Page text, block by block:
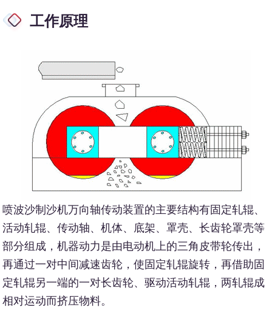
工作原理
喷波沙制沙机万向轴传动装置的主要结构有固定轧辊、
活动轧辊、传动轴、机体、底架、罩壳、长齿轮罩壳等
部分组成，机器动力是由电动机上的三角皮带轮传出，
再通过一对中间减速齿轮，使固定轧辊旋转，再借助固
定轧辊另一端的一对长齿轮、驱动活动轧辊，两轧辊成
相对运动而挤压物料。